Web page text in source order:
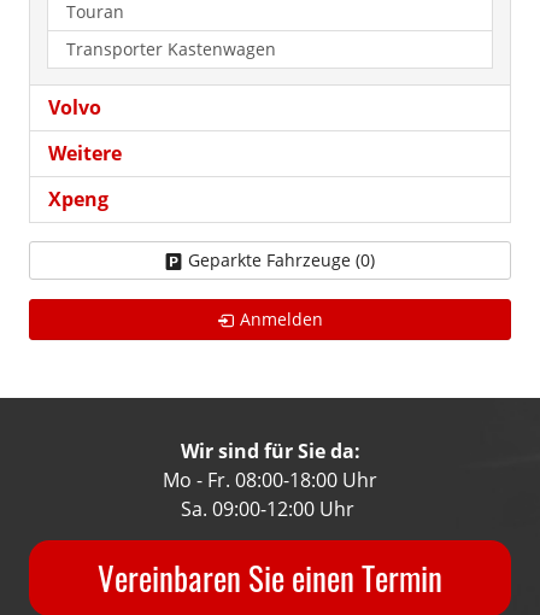
Touran
Transporter Kastenwagen
Volvo
Weitere
Xpeng
Geparkte Fahrzeuge (0)
Anmelden
Wir sind für Sie da:
Mo - Fr. 08:00-18:00 Uhr
Sa. 09:00-12:00 Uhr
Vereinbaren Sie einen Termin